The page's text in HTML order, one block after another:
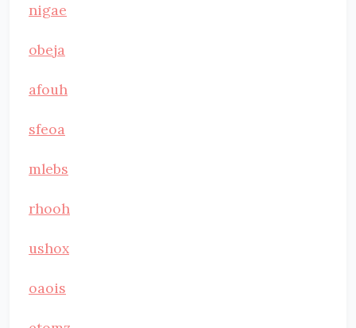
nigae
obeja
afouh
sfeoa
mlebs
rhooh
ushox
oaois